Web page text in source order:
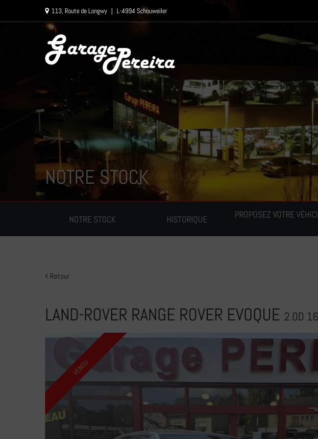
113, Route de Longwy | L-4994 Schouweiler
NOTRE STOCK HISTORIQUE PROPOSEZ VOTRE
NOTRE STOCK
Retour
LAND-ROVER RANGE ROVER EVOQUE 2.0D
VENDU